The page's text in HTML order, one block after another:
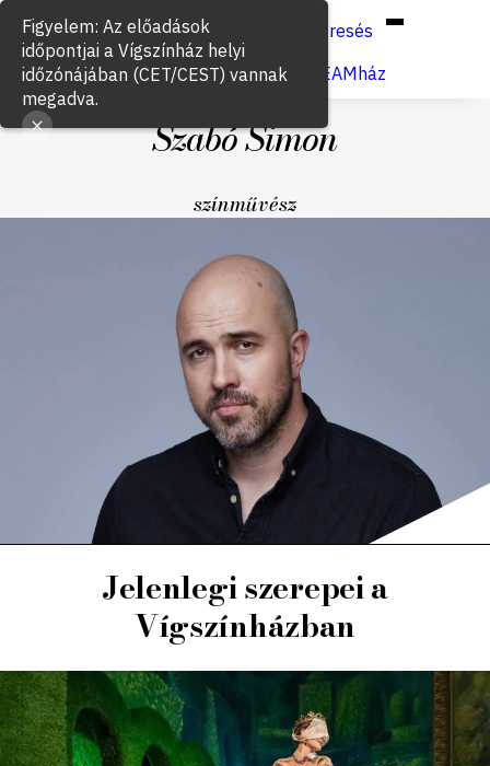
Keresés
Jegyvásárlás
VígSTREAMház
Szabó Simon
színművész
Jelenlegi szerepei a
Vígszínházban
Figyelem: Az előadások
időpontjai a Vígszínház helyi
időzónájában (CET/CEST) vannak
megadva.